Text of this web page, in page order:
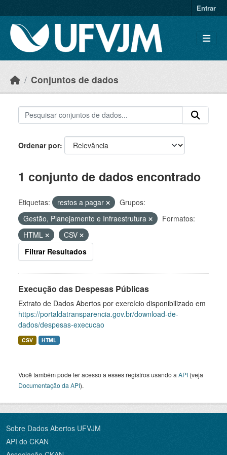
Entrar
Conjuntos de dados
Ordenar por
1 conjunto de dados encontrado
Etiquetas: restos a pagar
Grupos:
Gestão, Planejamento e Infraestrutura
Formatos:
HTML
CSV
Filtrar Resultados
Execução das Despesas Públicas
Extrato de Dados Abertos por exercício disponibilizado em
https://portaldatransparencia.gov.br/download-de-
dados/despesas-execucao
CSV HTML
Você também pode ter acesso a esses registros usando a API (veja
Documentação da API).
Sobre Dados Abertos UFVJM
API do CKAN